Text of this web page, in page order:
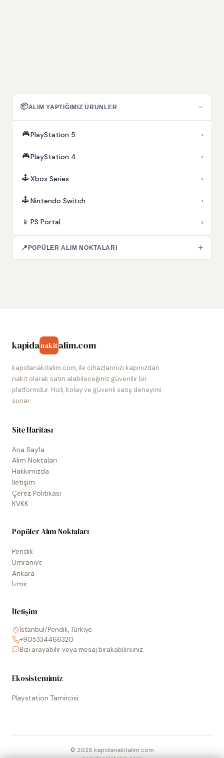
📦ALIM YAPTIĞIMIZ ÜRÜNLER −
🎮PlayStation 5 ›
🎮PlayStation 4 ›
🕹️ Xbox Series ›
🕹️ Nintendo Switch ›
📱 PS Portal ›
📍 POPÜLER ALIM NOKTALARI +
kapidanakitalim.com
kapidanakitalim.com, ile cihazlarınızı kapınızdan
nakit olarak satın alabileceğiniz güvenilir bir
platformdur. Hızlı, kolay ve güvenli satış deneyimi
sunar.
Site Haritası
Ana Sayfa
Alım Noktaları
Hakkımızda
İletişim
Çerez Politikası
KVKK
Popüler Alım Noktaları
Pendik
Ümraniye
Ankara
İzmir
İletişim
İstanbul/Pendik, Türkiye
+905334466320
Bizi arayabilir veya mesaj bırakabilirsiniz.
Ekosistemimiz
Playstation Tamircisi
© 2026 kapidanakitalim.com